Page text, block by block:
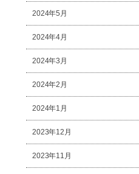
2024年5月
2024年4月
2024年3月
2024年2月
2024年1月
2023年12月
2023年11月